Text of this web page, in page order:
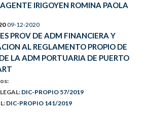
IRIGOYEN ROMINA PAOLA
09-12-2020
PROV DE ADM FINANCIERA Y
AL REGLAMENTO PROPIO DE
LA ADM PORTUARIA DE PUERTO
DIC-PROPIO 57/2019
DIC-PROPIO 141/2019